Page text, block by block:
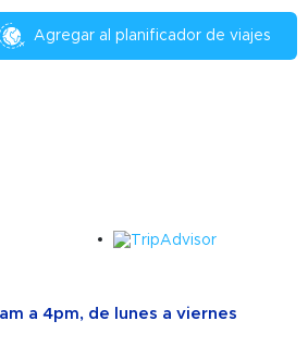
Agregar al planificador de viajes
a 4pm, de lunes a viernes